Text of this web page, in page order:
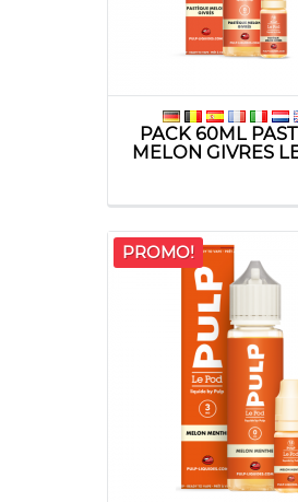
PACK 60ML
MELON GIVRES
PROMO!